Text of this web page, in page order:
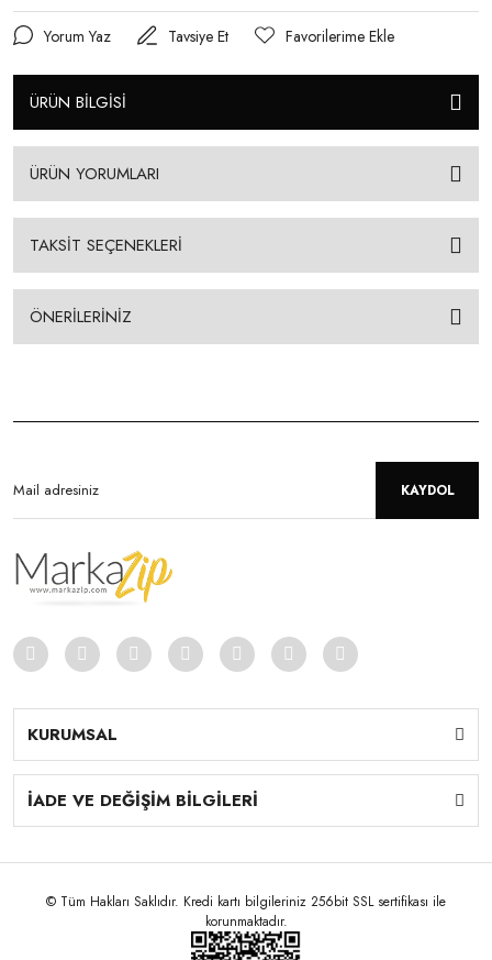
Yorum Yaz Tavsiye Et
ÜRÜN BİLGİSİ
ÜRÜN YORUMLARI
TAKSİT SEÇENEKLERİ
ÖNERİLERİNİZ
KAYDOL
KURUMSAL
İADE VE DEĞİŞİM BİLGİLERİ
© Tüm Hakları Saklıdır. Kredi kartı bilgileriniz 256bit SSL sertifikası ile
korunmaktadır.